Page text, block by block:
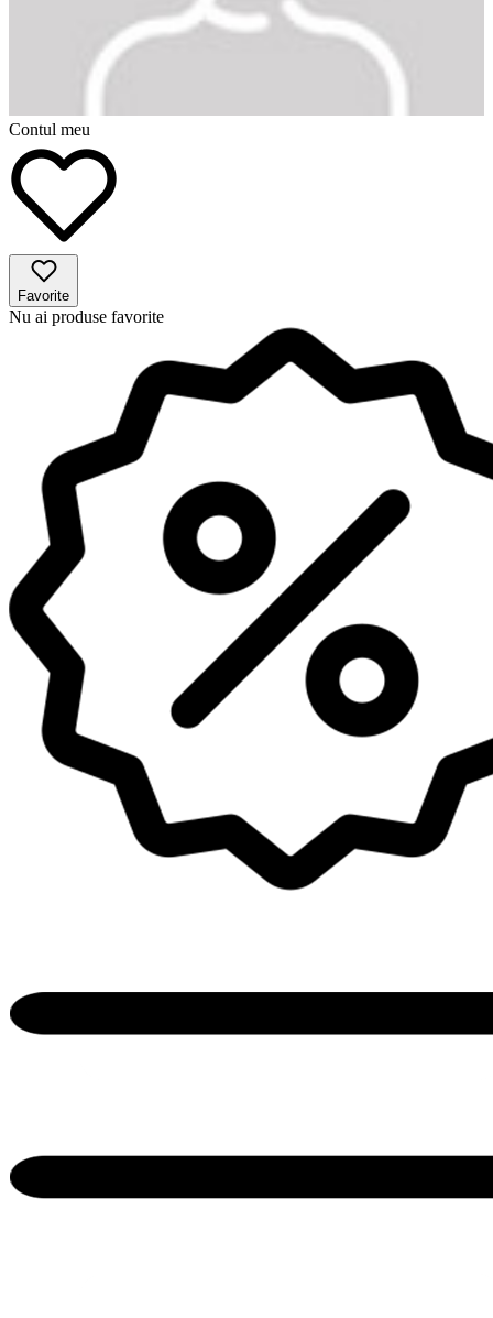
Contul meu
Favorite
Nu ai produse favorite